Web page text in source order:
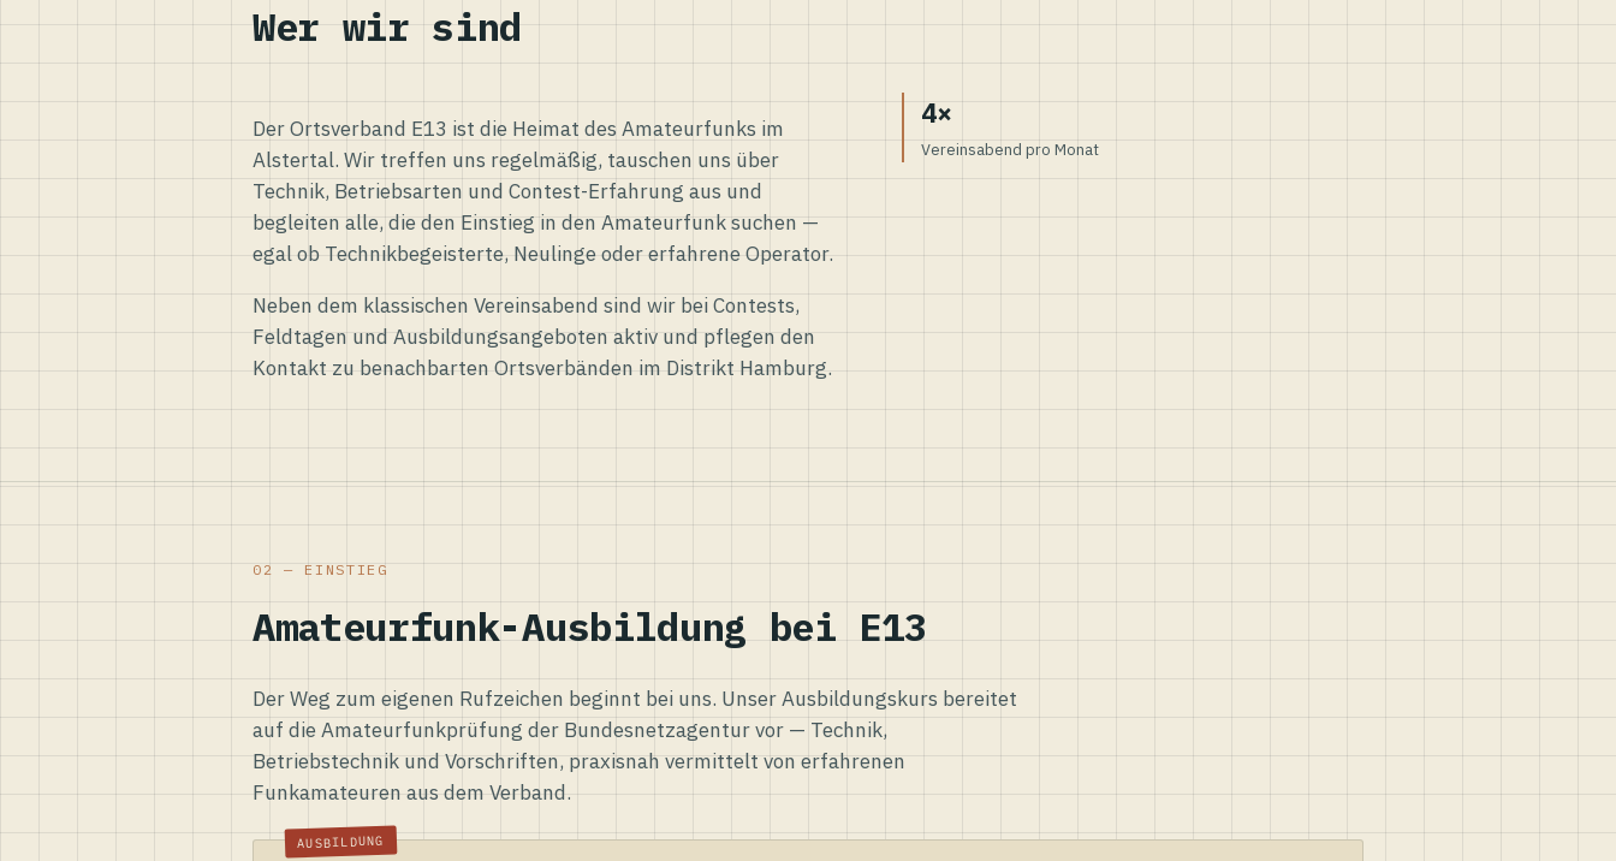
Wer wir sind
Der Ortsverband E13 ist die Heimat des Amateurfunks im
Alstertal. Wir treffen uns regelmäßig, tauschen uns über
Technik, Betriebsarten und Contest-Erfahrung aus und
begleiten alle, die den Einstieg in den Amateurfunk suchen —
egal ob Technikbegeisterte, Neulinge oder erfahrene Operator.
Neben dem klassischen Vereinsabend sind wir bei Contests,
Feldtagen und Ausbildungsangeboten aktiv und pflegen den
Kontakt zu benachbarten Ortsverbänden im Distrikt Hamburg.
4×
Vereinsabend pro Monat
02 — EINSTIEG
Amateurfunk-Ausbildung bei E13
Der Weg zum eigenen Rufzeichen beginnt bei uns. Unser Ausbildungskurs bereitet
auf die Amateurfunkprüfung der Bundesnetzagentur vor — Technik,
Betriebstechnik und Vorschriften, praxisnah vermittelt von erfahrenen
Funkamateuren aus dem Verband.